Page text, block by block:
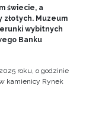
świecie, a
Muzeum
wybitnych
Banku
roku, o godzinie
kamienicy Rynek